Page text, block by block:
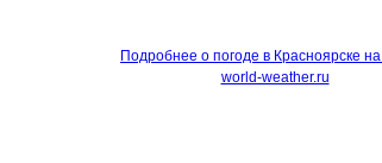
Подробнее о погоде в Красноярске
world-weather.ru